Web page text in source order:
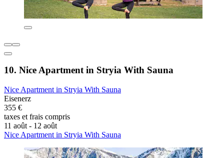
10. Nice Apartment in Stryia With Sauna
Nice Apartment in Stryia With Sauna
Eisenerz
355 €
taxes et frais compris
11 août - 12 août
Nice Apartment in Stryia With Sauna